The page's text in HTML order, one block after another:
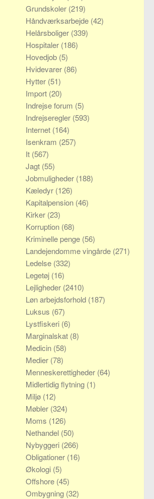
Grundskoler (219)
Håndværksarbejde (42)
Helårsboliger (339)
Hospitaler (186)
Hovedjob (5)
Hvidevarer (86)
Hytter (51)
Import (20)
Indrejse forum (5)
Indrejseregler (593)
Internet (164)
Isenkram (257)
It (567)
Jagt (55)
Jobmuligheder (188)
Kæledyr (126)
Kapitalpension (46)
Kirker (23)
Korruption (68)
Kriminelle penge (56)
Landejendomme vingårde (271)
Ledelse (332)
Legetøj (16)
Lejligheder (2410)
Løn arbejdsforhold (187)
Luksus (67)
Lystfiskeri (6)
Marginalskat (8)
Medicin (58)
Medier (78)
Menneskerettigheder (64)
Midlertidig flytning (1)
Miljø (12)
Møbler (324)
Moms (126)
Nethandel (50)
Nybyggeri (266)
Obligationer (16)
Økologi (5)
Offshore (45)
Ombygning (32)